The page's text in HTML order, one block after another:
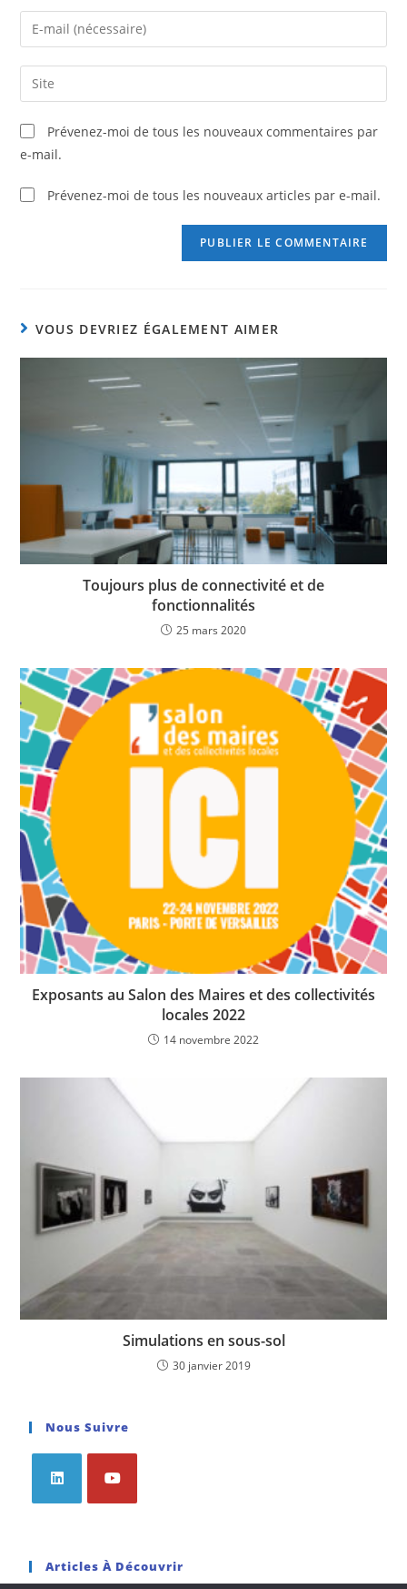
Prévenez-moi de tous les nouveaux commentaires par
e-mail.
Prévenez-moi de tous les nouveaux articles par e-mail.
VOUS DEVRIEZ ÉGALEMENT AIMER
Toujours plus de connectivité et de
fonctionnalités
25 mars 2020
Exposants au Salon des Maires et des collectivités
locales 2022
14 novembre 2022
Simulations en sous-sol
30 janvier 2019
Nous Suivre
Articles À Découvrir